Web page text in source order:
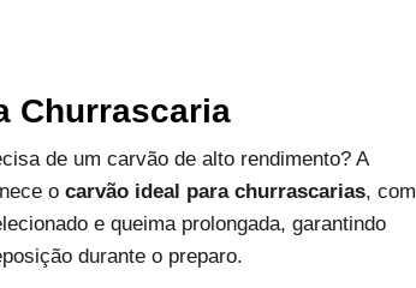
Churrascaria
de um carvão de alto rendimento? A
ocarvão ideal para churrascarias, com
e queima prolongada, garantindo
durante o preparo.